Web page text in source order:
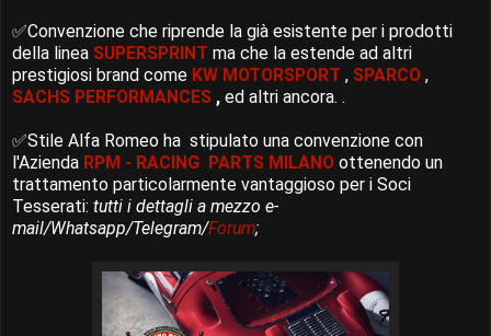
✅Convenzione che riprende la già esistente per i prodotti
della linea SUPERSPRINT ma che la estende ad altri
prestigiosi brand come KW MOTORSPORT , SPARCO ,
SACHS PERFORMANCES , ed altri ancora. .
✅Stile Alfa Romeo ha stipulato una convenzione con
l'Azienda RPM - RACING PARTS MILANO ottenendo un
trattamento particolarmente vantaggioso per i Soci
Tesserati: tutti i dettagli a mezzo e-
mail/Whatsapp/Telegram/Forum;